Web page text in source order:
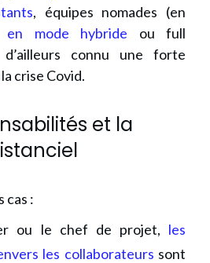
, équipes nomades (en
en mode hybride ou full
connu une forte
crise Covid.
et la
cas :
ou le chef de projet, les
les collaborateurs sont